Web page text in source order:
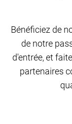
Bénéficiez de
de notre
d'entrée, et
partenaires